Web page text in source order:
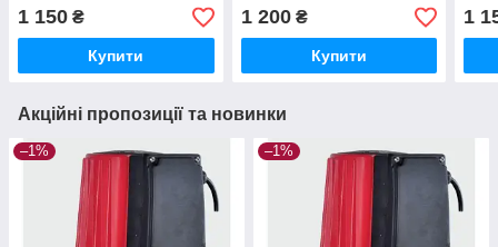
1 150 ₴
Купити
1 200₴
Купити
1
Акційні пропозиції та новинки
–1% –1%